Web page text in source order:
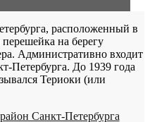
расположенный в
на берегу
Административно входит
Петербурга. До 1939 года
Териоки (или